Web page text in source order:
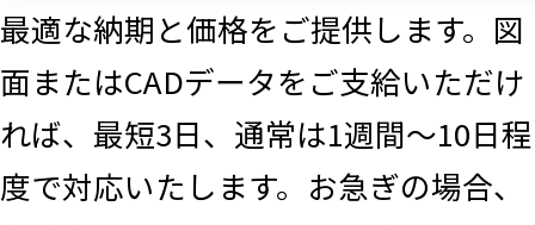
最適な納期と価格をご提供します。図
面またはCADデータをご支給いただけ
れば、最短3日、通常は1週間～10日程
度で対応いたします。お急ぎの場合、